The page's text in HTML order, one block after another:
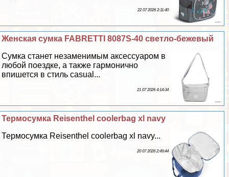
22 07 2026 2:11:40
Женская сумка FABRETTI 8087S-40 светло-бежевый
Сумка станет незаменимым аксессуаром в
любой поездке, а также гармонично
впишется в стиль casual...
21 07 2026 4:14:34
Термосумка Reisenthel coolerbag xl navy
Термосумка Reisenthel coolerbag xl navy...
20 07 2026 2:49:44